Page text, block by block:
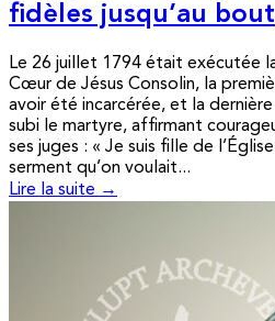
fidèles jusqu’au bout
Le 26 juillet 1794 était exécutée
Cœur de Jésus Consolin, la
avoir été incarcérée, et la
subi le martyre, affirmant
ses juges : « Je suis fille de
serment qu’on voulait...
Lire la suite →